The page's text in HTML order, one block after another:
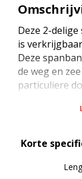
Deze 2-
is
Deze
de weg en
particuliere
De
daN bij kop
sterkte van
Korte